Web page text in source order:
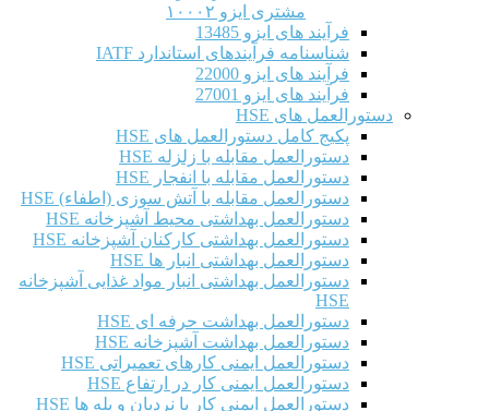
مشتری ایزو ۱۰۰۰۲
فرآیند های ایزو 13485
شناسنامه فرآیندهای استاندارد IATF
فرآیند های ایزو 22000
فرآیند های ایزو 27001
دستورالعمل های HSE
پکیج کامل دستورالعمل های HSE
دستورالعمل مقابله با زلزله HSE
دستورالعمل مقابله با انفجار HSE
دستورالعمل مقابله با آتش سوزی (اطفاء) HSE
دستورالعمل بهداشتی محیط آشپزخانه HSE
دستورالعمل بهداشتی کارکنان آشپزخانه HSE
دستورالعمل بهداشتی انبار ها HSE
دستورالعمل بهداشتی انبار مواد غذایی آشپزخانه
HSE
دستورالعمل بهداشت حرفه ای HSE
دستورالعمل بهداشت آشپزخانه HSE
دستورالعمل ایمنی کارهای تعمیراتی HSE
دستورالعمل ایمنی کار در ارتفاع HSE
دستورالعمل ایمنی کار با نردبان و پله ها HSE